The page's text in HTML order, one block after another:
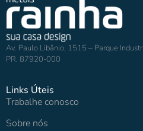
Av. Paulo Libânio, 1515 – Parque
PR, 87920-000
Links Úteis
Trabalhe conosco
Sobre nós